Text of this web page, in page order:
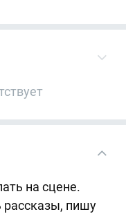
на сцене.
пишу